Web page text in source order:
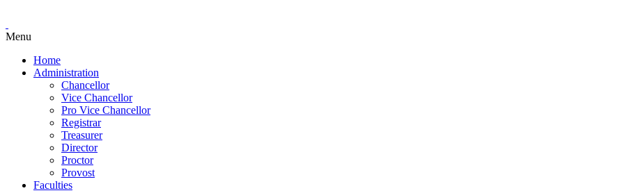
Menu
Home
Administration
Chancellor
Vice Chancellor
Pro Vice Chancellor
Registrar
Treasurer
Director
Proctor
Provost
Faculties